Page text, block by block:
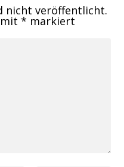
nicht veröffentlicht.
mit* markiert